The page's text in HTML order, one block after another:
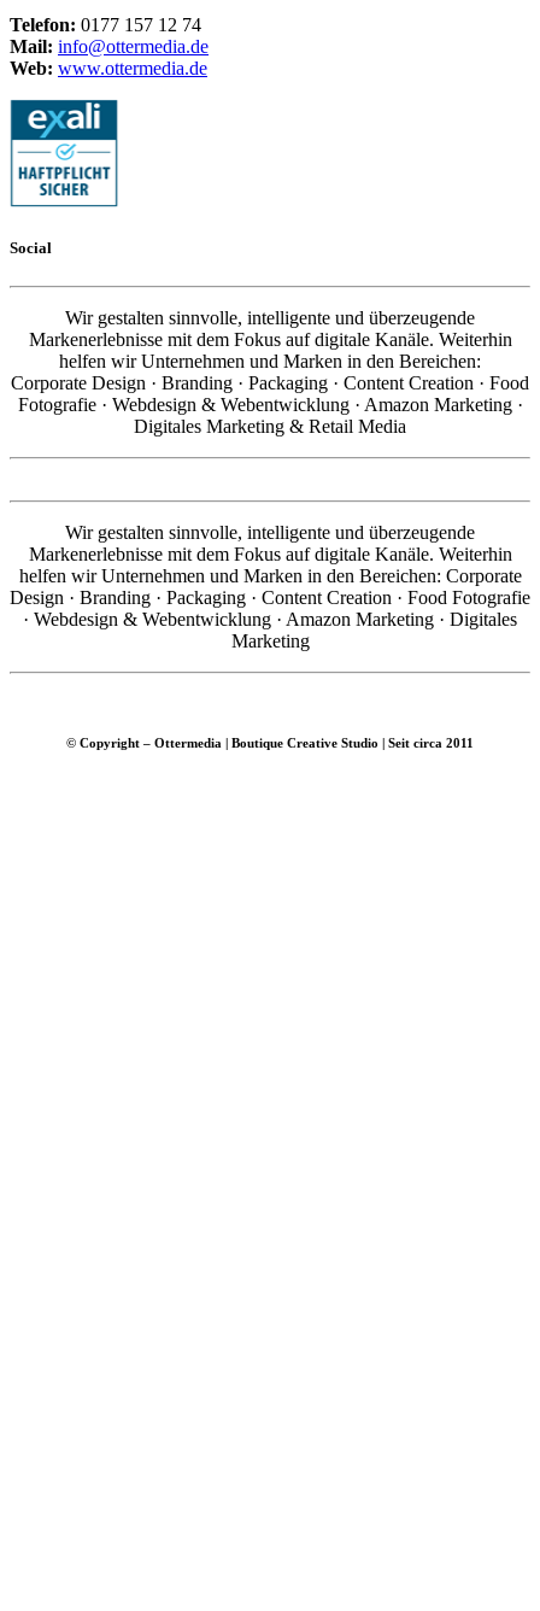
Telefon: 0177 157 12 74
Mail: info@ottermedia.de
Web: www.ottermedia.de
Social
Wir gestalten sinnvolle, intelligente und überzeugende
Markenerlebnisse mit dem Fokus auf digitale Kanäle. Weiterhin
helfen wir Unternehmen und Marken in den Bereichen:
Corporate Design · Branding · Packaging · Content Creation · Food
Fotografie · Webdesign & Webentwicklung · Amazon Marketing ·
Digitales Marketing & Retail Media
Wir gestalten sinnvolle, intelligente und überzeugende
Markenerlebnisse mit dem Fokus auf digitale Kanäle. Weiterhin
helfen wir Unternehmen und Marken in den Bereichen: Corporate
Design · Branding · Packaging · Content Creation · Food Fotografie
· Webdesign & Webentwicklung · Amazon Marketing · Digitales
Marketing
© Copyright – Ottermedia | Boutique Creative Studio | Seit circa 2011